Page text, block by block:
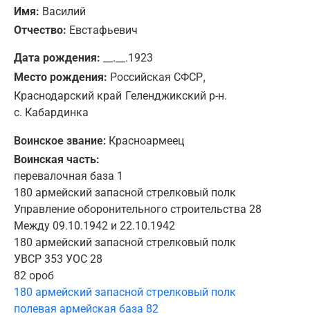
Имя: Василий
Отчество: Евстафьевич
Дата рождения: __.__.1923
Место рождения: Российская СФСР,
Краснодарский край Геленджикский р-н.
с. Кабардинка
Воинское звание: Красноармеец
Воинская часть:
перевалочная база 1
180 армейский запасной стрелковый полк
Управление оборонительного строительства 28
Между 09.10.1942 и 22.10.1942
180 армейский запасной стрелковый полк
УВСР 353 УОС 28
82 ороб
180 армейский запасной стрелковый полк
полевая армейская база 82